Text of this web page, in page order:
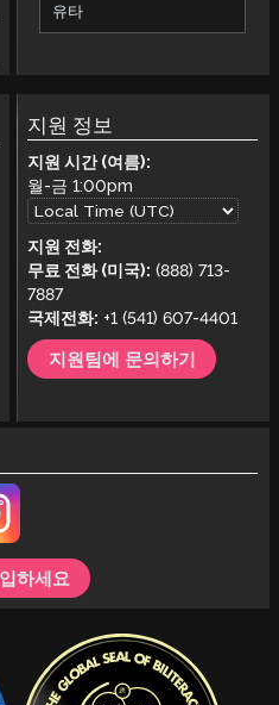
유타
지원 정보
지원 시간 (여름):
월-금1:00pm
지원 전화:
무료 전화 (미국): (888) 713-
7887
국제전화: +1 (541) 607-4401
지원팀에 문의하기
하세요